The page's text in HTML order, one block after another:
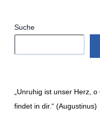
Suche
„Unruhig ist unser Herz,
findet in dir.“ (Augustinus)